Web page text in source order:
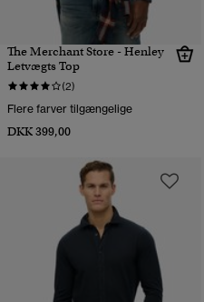
The Merchant Store - Henley
Letvægts Top
(2)
Flere farver tilgængelige
DKK 399,00